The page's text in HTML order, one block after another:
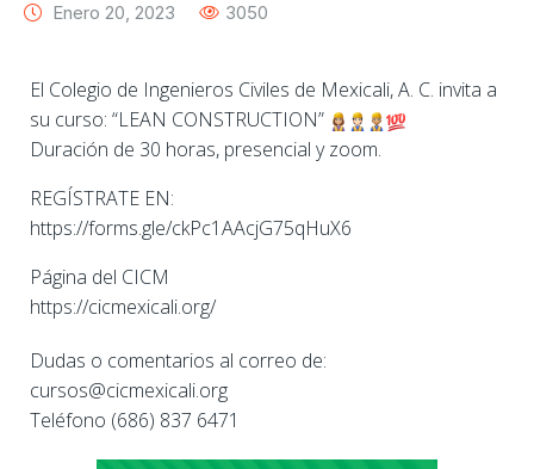
Enero 20, 2023
3050
El Colegio de Ingenieros Civiles de Mexicali, A. C. invita a
su curso: “LEAN CONSTRUCTION”
Duración de 30 horas, presencial y zoom.
REGÍSTRATE EN:
https://forms.gle/ckPc1AAcjG75qHuX6
Página del CICM
https://cicmexicali.org/
Dudas o comentarios al correo de:
cursos@cicmexicali.org
Teléfono (686) 837 6471